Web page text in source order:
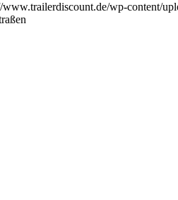
www.trailerdiscount.de/wp-content/